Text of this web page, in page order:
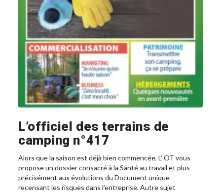
L’officiel des terrains de
camping n°417
Alors que la saison est déjà bien commencée, L’ OT vous
propose un dossier consacré à la Santé au travail et plus
précisément aux évolutions du Document unique
recensant les risques dans l’entreprise. Autre sujet